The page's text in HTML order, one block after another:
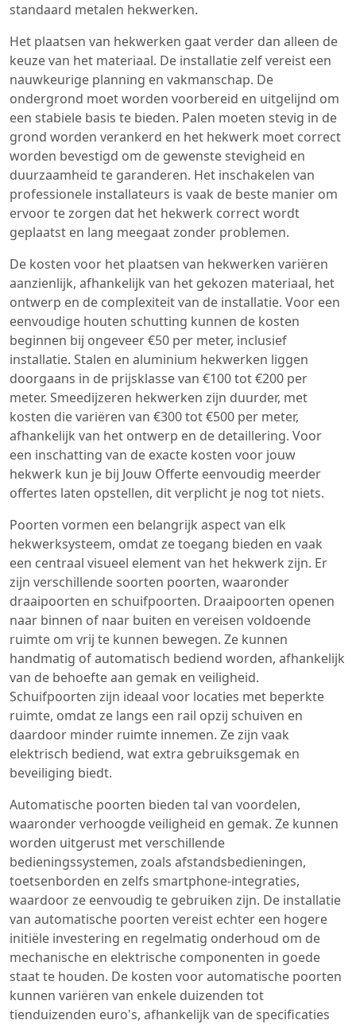
standaard metalen hekwerken.
Het plaatsen van hekwerken gaat verder dan alleen de
keuze van het materiaal. De installatie zelf vereist een
nauwkeurige planning en vakmanschap. De
ondergrond moet worden voorbereid en uitgelijnd om
een stabiele basis te bieden. Palen moeten stevig in de
grond worden verankerd en het hekwerk moet correct
worden bevestigd om de gewenste stevigheid en
duurzaamheid te garanderen. Het inschakelen van
professionele installateurs is vaak de beste manier om
ervoor te zorgen dat het hekwerk correct wordt
geplaatst en lang meegaat zonder problemen.
De kosten voor het plaatsen van hekwerken variëren
aanzienlijk, afhankelijk van het gekozen materiaal, het
ontwerp en de complexiteit van de installatie. Voor een
eenvoudige houten schutting kunnen de kosten
beginnen bij ongeveer €50 per meter, inclusief
installatie. Stalen en aluminium hekwerken liggen
doorgaans in de prijsklasse van €100 tot €200 per
meter. Smeedijzeren hekwerken zijn duurder, met
kosten die variëren van €300 tot €500 per meter,
afhankelijk van het ontwerp en de detaillering. Voor
een inschatting van de exacte kosten voor jouw
hekwerk kun je bij Jouw Offerte eenvoudig meerder
offertes laten opstellen, dit verplicht je nog tot niets.
Poorten vormen een belangrijk aspect van elk
hekwerksysteem, omdat ze toegang bieden en vaak
een centraal visueel element van het hekwerk zijn. Er
zijn verschillende soorten poorten, waaronder
draaipoorten en schuifpoorten. Draaipoorten openen
naar binnen of naar buiten en vereisen voldoende
ruimte om vrij te kunnen bewegen. Ze kunnen
handmatig of automatisch bediend worden, afhankelijk
van de behoefte aan gemak en veiligheid.
Schuifpoorten zijn ideaal voor locaties met beperkte
ruimte, omdat ze langs een rail opzij schuiven en
daardoor minder ruimte innemen. Ze zijn vaak
elektrisch bediend, wat extra gebruiksgemak en
beveiliging biedt.
Automatische poorten bieden tal van voordelen,
waaronder verhoogde veiligheid en gemak. Ze kunnen
worden uitgerust met verschillende
bedieningssystemen, zoals afstandsbedieningen,
toetsenborden en zelfs smartphone-integraties,
waardoor ze eenvoudig te gebruiken zijn. De installatie
van automatische poorten vereist echter een hogere
initiële investering en regelmatig onderhoud om de
mechanische en elektrische componenten in goede
staat te houden. De kosten voor automatische poorten
kunnen variëren van enkele duizenden tot
tienduizenden euro's, afhankelijk van de specificaties